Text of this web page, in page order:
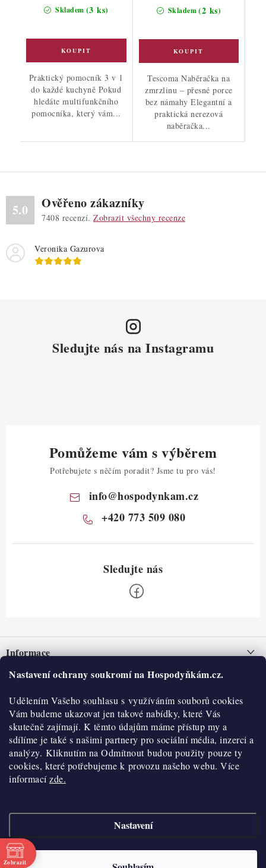
Nastavení ochrany soukromí na Hospodyňkám.cz.
Udělením Vašeho souhlasu s využíváním souborů cookies
Vám budeme ukazovat jen takové nabídky, které Vás
skutečně zajímají. K těmto údajům máme přístup my a
sdílíme je také s našimi partnery pro sociální média, inzerci a
analýzy. Kliknutím na Odmítnout budou použity pouze ty
cookies, které potřebujeme k provozu našeho webu. Více
informacízde.
Nastavení
Skladem (3 ks)
Praktický pomocník 3 v 1
do každé kuchyně Pokud
hledáte multifunkčního
pomocníka, který vám...
Skladem(2 ks)
Tescoma Naběračka na
zmrzlinu – přesné porce
bez námahy Elegantní a
praktická nerezová
naběračka...
5.0 Ověřeno zákazníky
7408 recenzí. Zobrazit všechny recenze
Veronika Gazurova
Sledujte nás na Instagramu
Pomůžeme vám s výběrem
Potřebujete s něčím poradit? Jsme tu pro vás!
info@hospodynkam.cz
+420 773 509 080
pInformace
Nepřevzetí zásilky na dobírku
Obchodní podmínky
Hodnocení obchodu
Blog
Moje objednávka
O nás
Historie
Kontakty
O nákupu
Reklamace a vratky
Výdejní místa
Velkoobchod
Vytvořil Shoptet
Copyright 2026
cookies
Zobrazit